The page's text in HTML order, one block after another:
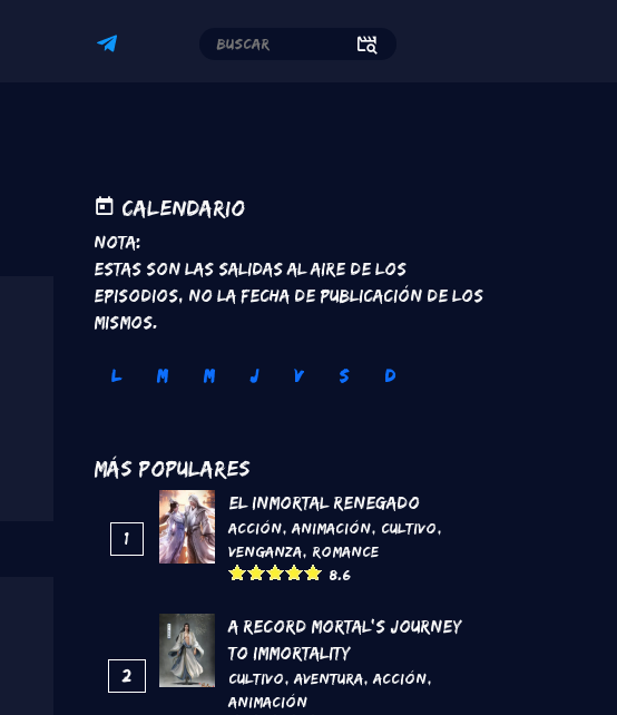
Redes sociales
Calendario
Nota:
Estas son las salidas al aire de los
episodios, no la fecha de publicación de los
mismos.
L M M J V S D
Más Populares
1
El inmortal renegado
Acción,Animación, Cultivo,
Venganza, Romance
8.6
2
A Record Mortal's Journey
To Immortality
Cultivo,Aventura,Acción,
Animación